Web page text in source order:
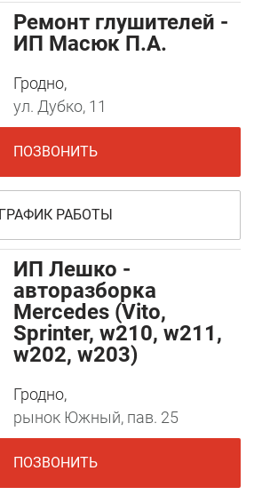
Ремонт глушителей -
ИП Масюк П.А.
Гродно,
ул. Дубко, 11
ПОЗВОНИТЬ
ГРАФИК РАБОТЫ
ИП Лешко -
авторазборка
Mercedes (Vito,
Sprinter, w210, w211,
w202, w203)
Гродно,
рынок Южный, пав. 25
ПОЗВОНИТЬ